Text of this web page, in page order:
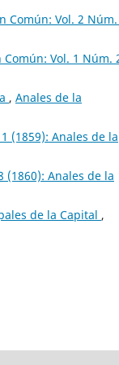
Común: Vol. 2
Vol. 1 Núm.
, Anales de la
(1859): Anales de la
(1860): Anales de la
de la Capital ,